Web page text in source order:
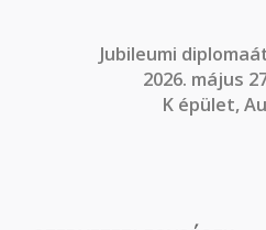
Jubileumi
2026. május
K épület,